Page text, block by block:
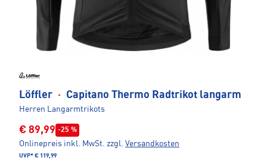
Löffler · Capitano Thermo Radtrikot langarm
Herren Langarmtrikots
€ 89,99 -25 %
Onlinepreis inkl. MwSt. zzgl. Versandkosten
UVP* € 119,99